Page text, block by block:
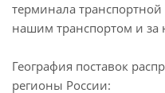
терминала
нашим транспортом и за
География поставок
регионы России: